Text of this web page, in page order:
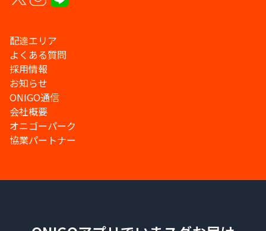
配達エリア
よくある質問
採用情報
お知らせ
ONIGO通信
会社概要
オニゴーパーク
協業パートナー